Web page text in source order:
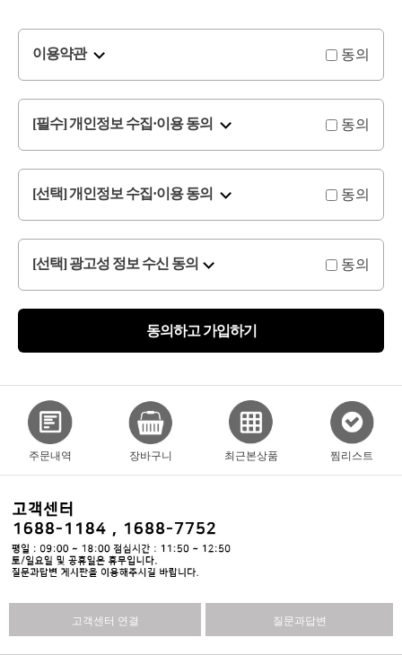
이용약관 동의
[필수] 개인정보 수집·이용 동의 동의
[선택] 개인정보 수집·이용 동의 동의
[선택] 광고성 정보 수신 동의 동의
동의하고 가입하기
주문내역 장바구니 최근본상품 찜리스트
고객센터 연결 질문과답변